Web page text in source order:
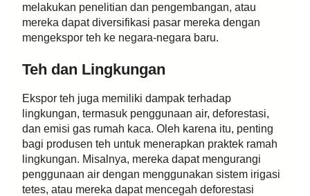
melakukan penelitian dan pengembangan, atau
mereka dapat diversifikasi pasar mereka dengan
mengekspor teh ke negara-negara baru.
Teh dan Lingkungan
Ekspor teh juga memiliki dampak terhadap
lingkungan, termasuk penggunaan air, deforestasi,
dan emisi gas rumah kaca. Oleh karena itu, penting
bagi produsen teh untuk menerapkan praktek ramah
lingkungan. Misalnya, mereka dapat mengurangi
penggunaan air dengan menggunakan sistem irigasi
tetes, atau mereka dapat mencegah deforestasi